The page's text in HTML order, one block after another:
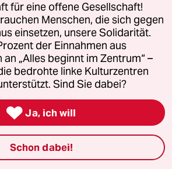
Anhalt
für eine offene Gesellschaft!
Menschen, die sich gegen
einsetzen, unsere Solidarität.
der Einnahmen aus
„Alles beginnt im Zentrum“ –
bedrohte linke Kulturzentren
Sind Sie dabei?
 Ja, ich will
Schon dabei!